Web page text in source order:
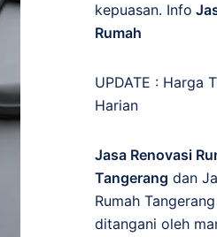
kepuasan. Info
Rumah
UPDATE : Harga
Harian
Jasa Renovasi
Tangerang dan
Rumah
ditangani oleh